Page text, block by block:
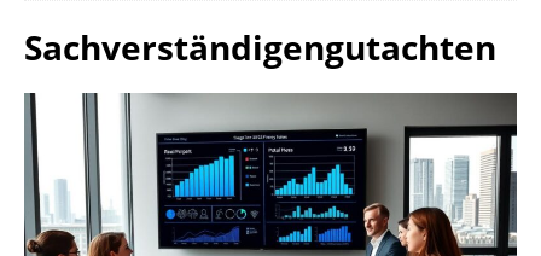
Sachverständigengutachten